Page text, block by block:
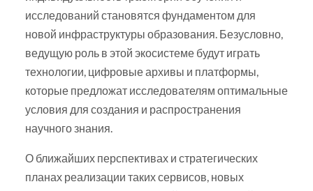
исследований становятся фундаментом для
новой инфраструктуры образования. Безусловно,
ведущую роль в этой экосистеме будут играть
технологии, цифровые архивы и платформы,
которые предложат исследователям оптимальные
условия для создания и распространения
научного знания.
О ближайших перспективах и стратегических
планах реализации таких сервисов, новых